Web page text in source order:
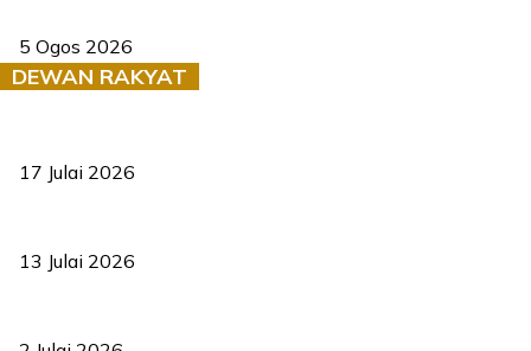
5 Ogos 2026
DEWAN RAKYAT
17 Julai 2026
13 Julai 2026